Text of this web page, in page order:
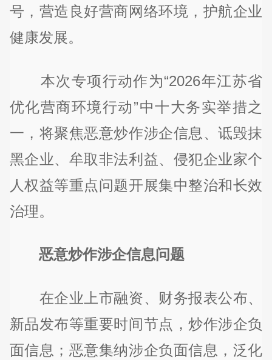
号，营造良好营商网络环境，护航企业
健康发展。
本次专项行动作为“2026年江苏省
优化营商环境行动”中十大务实举措之
一，将聚焦恶意炒作涉企信息、诋毁抹
黑企业、牟取非法利益、侵犯企业家个
人权益等重点问题开展集中整治和长效
治理。
恶意炒作涉企信息问题
在企业上市融资、财务报表公布、
新品发布等重要时间节点，炒作涉企负
面信息；恶意集纳涉企负面信息，泛化